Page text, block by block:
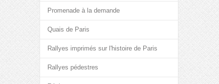
Promenade à la demande
Quais de Paris
Rallyes imprimés sur l'histoire de Paris
Rallyes pédestres